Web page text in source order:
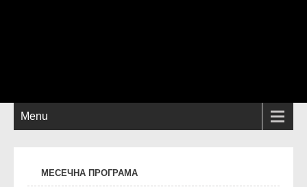
Menu
МЕСЕЧНА ПРОГРАМА